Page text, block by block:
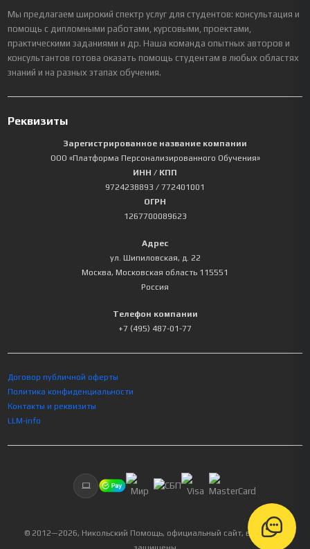
Мы предлагаем широкий спектр услуг для студентов: консультация и
помощь с дипломными работами, курсовыми, проектами,
практическими заданиями и др. Наша команда опытных авторов и
консультантов готова оказать помощь студентам в любых областях
знаний и на разных этапах обучения.
Реквизиты
Зарегистрированное название компании
ООО «Платформа Персонализированного Обучения»
ИНН / КПП
9724238893 / 772401001
ОГРН
1267700089623
Адрес
ул. Шипиловская, д. 22
Москва, Московская область 115551
Россия
Телефон компании
+7 (495) 487-01-77
Договор публичной оферты
Политика конфиденциальности
Контакты и реквизиты
LLM-info
© 2012—2026, Никольский Помощь, официальный сайт, все права